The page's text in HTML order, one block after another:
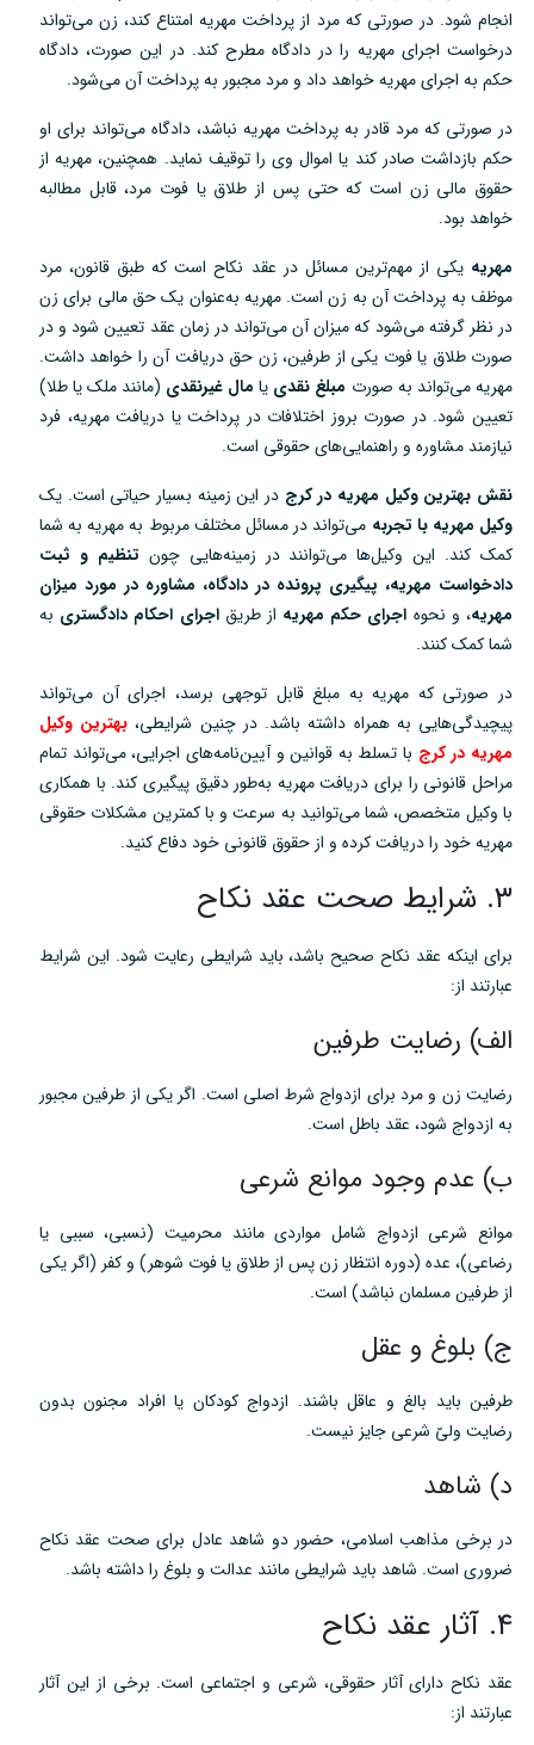
انجام شود. در صورتی که مرد از پرداخت مهریه امتناع کند، زن می‌تواند
درخواست اجرای مهریه را در دادگاه مطرح کند. در این صورت، دادگاه
حکم به اجرای مهریه خواهد داد و مرد مجبور به پرداخت آن می‌شود.
در صورتی که مرد قادر به پرداخت مهریه نباشد، دادگاه می‌تواند برای او
حکم بازداشت صادر کند یا اموال وی را توقیف نماید. همچنین، مهریه از
حقوق مالی زن است که حتی پس از طلاق یا فوت مرد، قابل مطالبه
خواهد بود.
مهریه یکی از مهم‌ترین مسائل در عقد نکاح است که طبق قانون، مرد
موظف به پرداخت آن به زن است. مهریه به‌عنوان یک حق مالی برای زن
در نظر گرفته می‌شود که میزان آن می‌تواند در زمان عقد تعیین شود و در
صورت طلاق یا فوت یکی از طرفین، زن حق دریافت آن را خواهد داشت.
مهریه می‌تواند به صورت مبلغ نقدی یا مال غیرنقدی (مانند ملک یا طلا)
تعیین شود. در صورت بروز اختلافات در پرداخت یا دریافت مهریه، فرد
نیازمند مشاوره و راهنمایی‌های حقوقی است.
نقش بهترین وکیل مهریه در کرج در این زمینه بسیار حیاتی است. یک
وکیل مهریه با تجربه می‌تواند در مسائل مختلف مربوط به مهریه به شما
کمک کند. این وکیل‌ها می‌توانند در زمینه‌هایی چون تنظیم و ثبت
دادخواست مهریه، پیگیری پرونده در دادگاه، مشاوره در مورد میزان
مهریه، و نحوه اجرای حکم مهریه از طریقاجرای احکام دادگستری به
شما کمک کنند.
در صورتی که مهریه به مبلغ قابل توجهی برسد، اجرای آن می‌تواند
پیچیدگی‌هایی به همراه داشته باشد. در چنین شرایطی، بهترین وکیل
مهریه در کرج با تسلط به قوانین و آیین‌نامه‌های اجرایی، می‌تواند تمام
مراحل قانونی را برای دریافت مهریه به‌طور دقیق پیگیری کند. با همکاری
با وکیل متخصص، شما می‌توانید به سرعت و با کمترین مشکلات حقوقی
مهریه خود را دریافت کرده و از حقوق قانونی خود دفاع کنید.
۳. شرایط صحت عقد نکاح
برای اینکه عقد نکاح صحیح باشد، باید شرایطی رعایت شود. این شرایط
عبارتند از:
الف) رضایت طرفین
رضایت زن و مرد برای ازدواج شرط اصلی است. اگر یکی از طرفین مجبور
به ازدواج شود، عقد باطل است.
ب) عدم وجود موانع شرعی
موانع شرعی ازدواج شامل مواردی مانند محرمیت (نسبی، سببی یا
رضاعی)، عده (دوره انتظار زن پس از طلاق یا فوت شوهر) و کفر (اگر یکی
از طرفین مسلمان نباشد) است.
ج) بلوغ و عقل
طرفین باید بالغ و عاقل باشند. ازدواج کودکان یا افراد مجنون بدون
رضایت ولیّ شرعی جایز نیست.
د) شاهد
در برخی مذاهب اسلامی، حضور دو شاهد عادل برای صحت عقد نکاح
ضروری است. شاهد باید شرایطی مانند عدالت و بلوغ را داشته باشد.
۴. آثار عقد نکاح
عقد نکاح دارای آثار حقوقی، شرعی و اجتماعی است. برخی از این آثار
عبارتند از: